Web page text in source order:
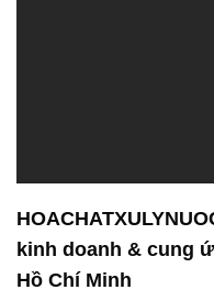
kinh doanh & cung
Hồ Chí Minh